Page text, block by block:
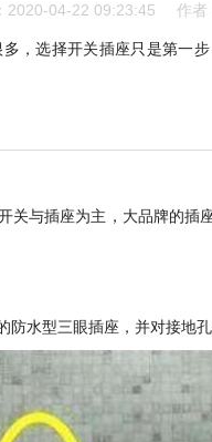
2020-04-22 09:23:45 作者
，选择开关插座只是第一
关与插座为主，大品牌的插
水型三眼插座，并对接地孔